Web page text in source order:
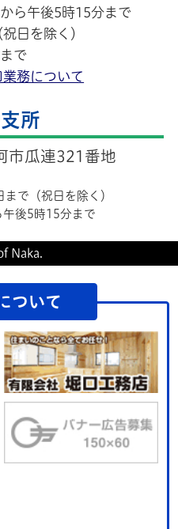
ら午後5時15分まで
日を除く）
で
務について
所
市瓜連321番地
で（祝日を除く）
後5時15分まで
Naka.
ついて